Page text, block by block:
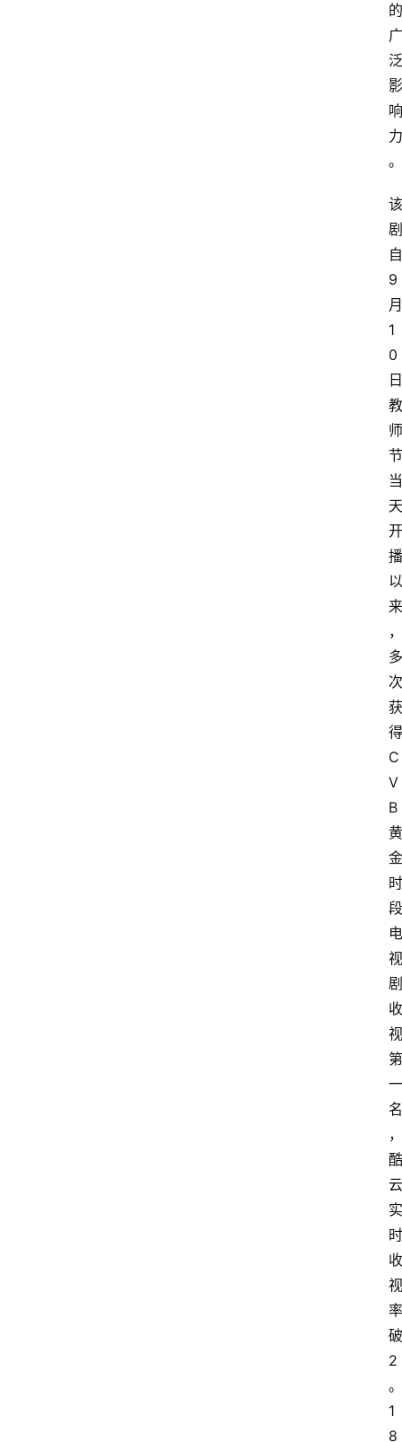
的
广
泛
影
响
力
。
该
剧
自
9
月
1
0
日
教
师
节
当
天
开
播
以
来
，
多
次
获
得
C
V
B
黄
金
时
段
电
视
剧
收
视
第
一
名
，
酷
云
实
时
收
视
率
破
2
。
1
8